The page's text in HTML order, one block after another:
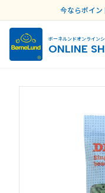
今ならポイ
ボーネルンドオンライン
ONLINE